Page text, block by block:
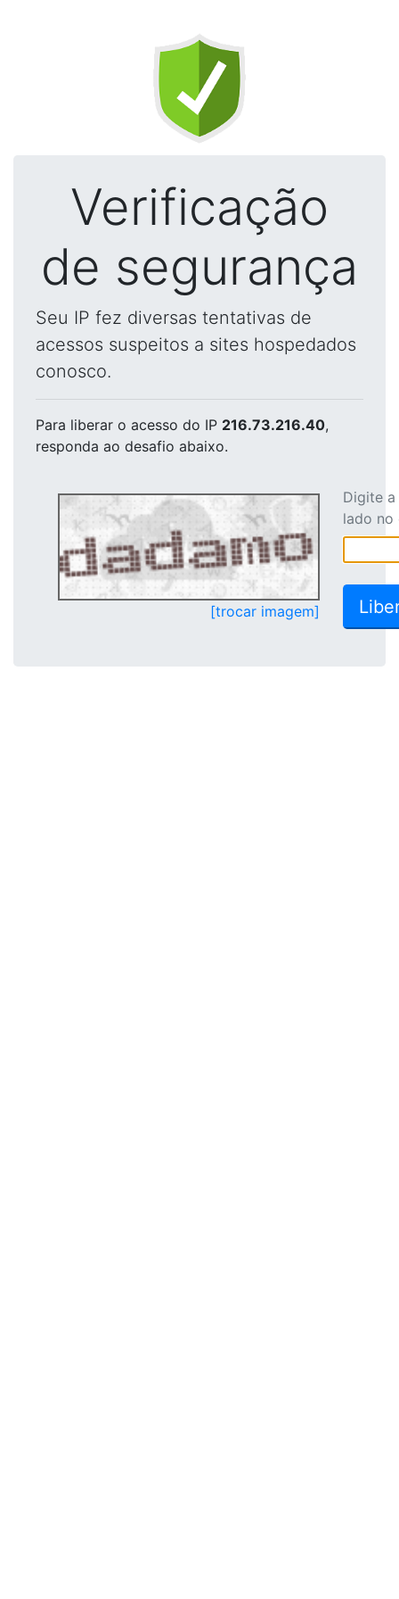
Verificação
de segurança
Seu IP fez diversas tentativas de
acessos suspeitos a sites hospedados
conosco.
Para liberar o acesso do IP 216.73.216.40,
responda ao desafio abaixo.
[trocar imagem]
Digite
lado no